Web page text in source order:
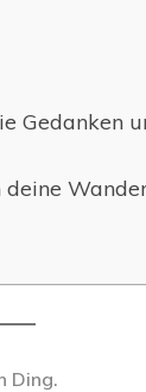
Gedanken
deine
Ding.